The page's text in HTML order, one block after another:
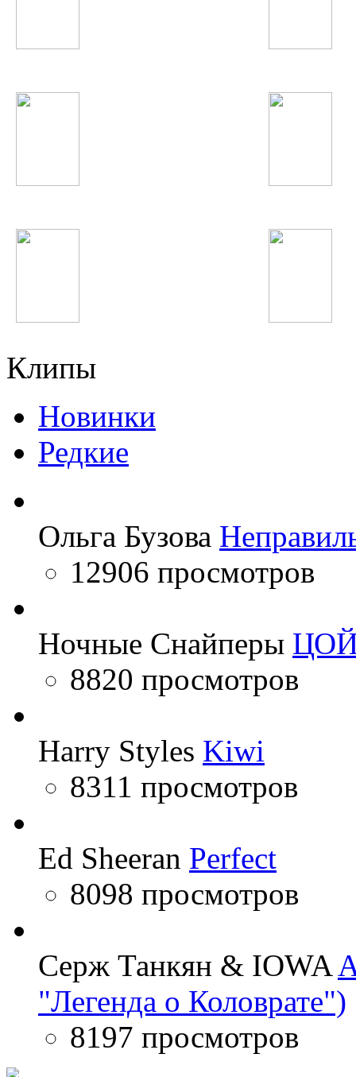
Клипы
Новинки
Редкие
Ольга Бузова
12906 просмотров
Ночные Снайперы
8820 просмотров
Harry Styles Kiwi
8311 просмотров
Ed Sheeran Perfect
8098 просмотров
Серж Танкян & IOWA
"Легенда о Коловрате")
8197 просмотров